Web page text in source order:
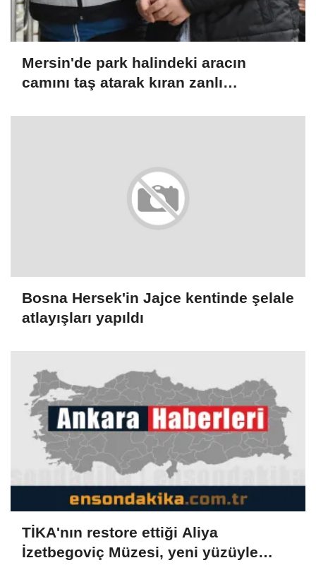
Mersin'de park halindeki aracın
camını taş atarak kıran zanlı
Bosna Hersek'in Jajce kentinde şelale
atlayışları yapıldı
TİKA'nın restore ettiği Aliya
İzetbegoviç Müzesi, yeni yüzüyle